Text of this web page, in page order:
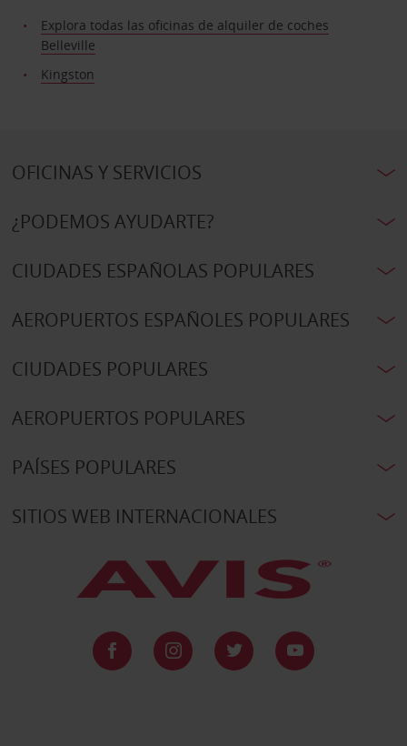
Explora todas las oficinas de alquiler de coches
Belleville
Kingston
OFICINAS Y SERVICIOS
¿PODEMOS AYUDARTE?
CIUDADES ESPAÑOLAS POPULARES
AEROPUERTOS ESPAÑOLES POPULARES
CIUDADES POPULARES
AEROPUERTOS POPULARES
PAÍSES POPULARES
SITIOS WEB INTERNACIONALES